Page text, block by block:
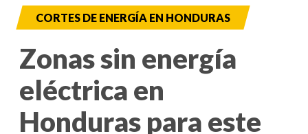
CORTES DE ENERGÍA EN HONDURAS
Zonas sin energía
eléctrica en
Honduras para este